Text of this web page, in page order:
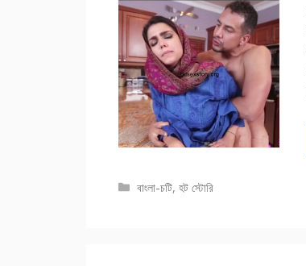
Categories
বাংলা-চটি,হট স্টোরি